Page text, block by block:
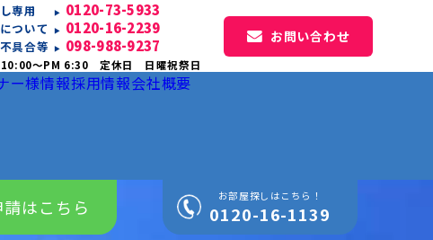
専用 0120-73-5933
ついて 0120-16-2239
具合等 098-988-9237
〜PM 6:30 定休日 日曜祝祭日
お問い合わせ
ー様情報採用情報会社概要
はこちら お部屋探しはこちら！
0120-16-1139